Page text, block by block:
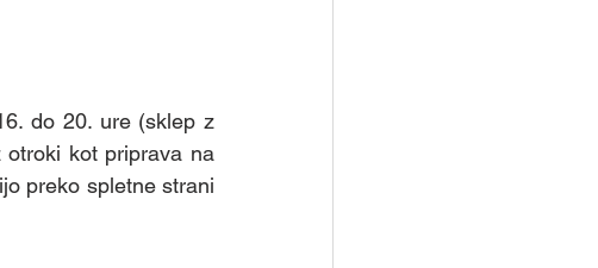
do 20. ure (sklep z
otroki kot priprava na